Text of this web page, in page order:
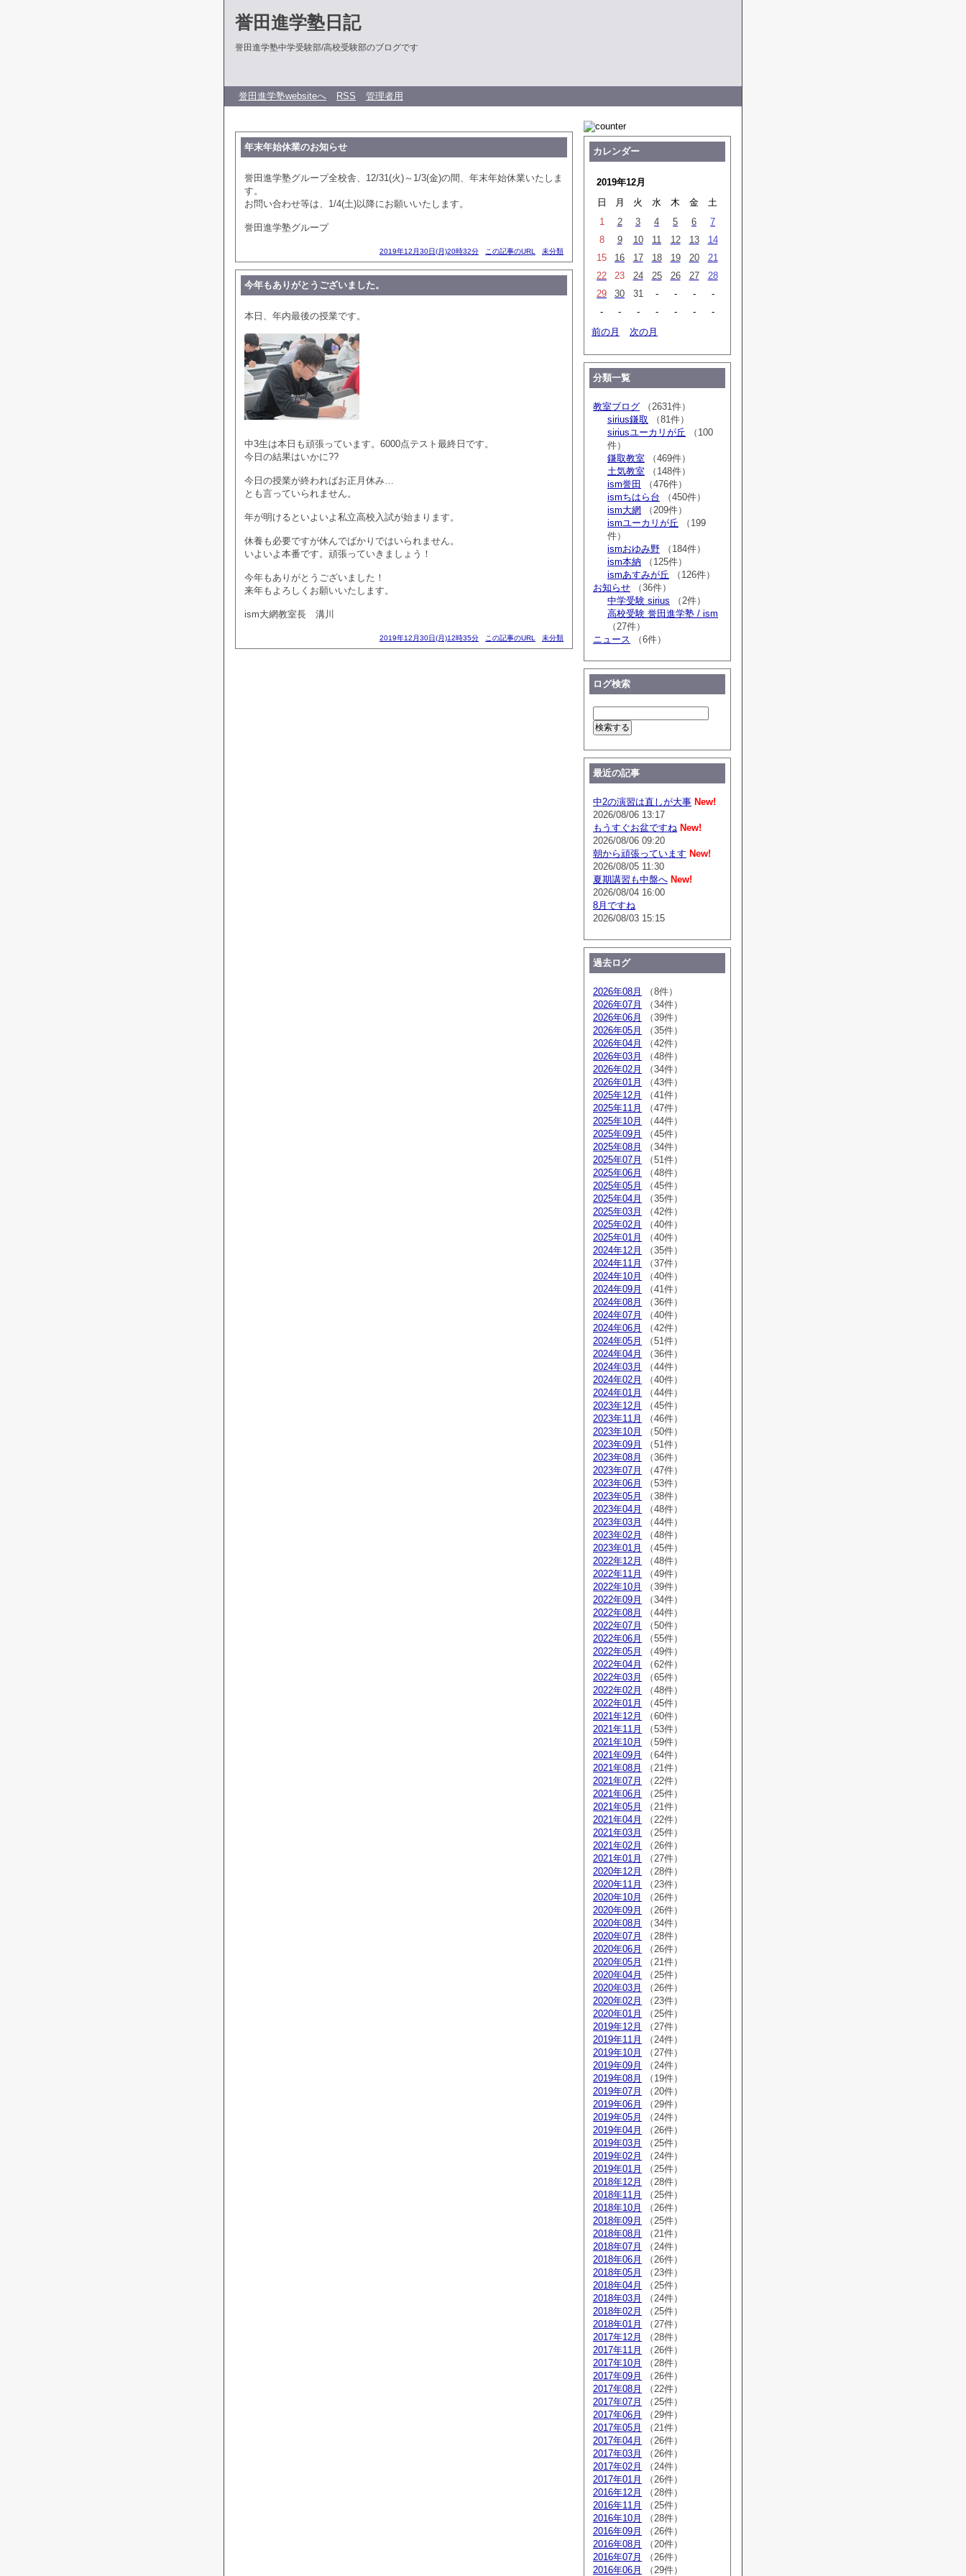
誉田進学塾日記
誉田進学塾中学受験部/高校受験部のブログです
誉田進学塾websiteへ RSS 管理者用
年末年始休業のお知らせ
誉田進学塾グループ全校舎、12/31(火)～1/3(金)の間、年末年始休業いたしま
す。
お問い合わせ等は、1/4(土)以降にお願いいたします。
誉田進学塾グループ
2019年12月30日(月)20時32分 この記事のURL 未分類
今年もありがとうございました。
本日、年内最後の授業です。
中3生は本日も頑張っています。6000点テスト最終日です。
今日の結果はいかに??
今日の授業が終わればお正月休み…
とも言っていられません。
年が明けるといよいよ私立高校入試が始まります。
休養も必要ですが休んでばかりではいられません。
いよいよ本番です。頑張っていきましょう！
今年もありがとうございました！
来年もよろしくお願いいたします。
ism大網教室長 溝川
2019年12月30日(月)12時35分 この記事のURL 未分類
カレンダー
2019年12月
日
月 火 水 木 金
土
1
2 3 4 5 6
7
8
9 10 11 12 13
14
15
16 17 18 19 20
21
22
23 24 25 26 27
28
29
30 31 - - -
-
-
- - - - -
-
前の月
次の月
分類一覧
教室ブログ （2631件）
sirius鎌取 （81件）
siriusユーカリが丘 （100
件）
鎌取教室 （469件）
土気教室 （148件）
ism誉田
（476件）
ismちはら台 （450件）
ism大網 （209件）
ismユーカリが丘 （199
件）
ismおゆみ野 （184件）
ism本納 （125件）
ismあすみが丘 （126件）
お知らせ （36件）
中学受験 sirius （2件）
高校受験 誉田進学塾 / ism
（27件）
ニュース （6件）
ログ検索
最近の記事
中2の演習は直しが大事 New!
2026/08/06 13:17
もうすぐお盆ですね New!
2026/08/06 09:20
朝から頑張っています New!
2026/08/05 11:30
夏期講習も中盤へ New!
2026/08/04 16:00
8月ですね
2026/08/03 15:15
過去ログ
2026年08月
（8件）
2026年07月
（34件）
2026年06月
（39件）
2026年05月
（35件）
2026年04月
（42件）
2026年03月
（48件）
2026年02月
（34件）
2026年01月
（43件）
2025年12月
（41件）
2025年11月
（47件）
2025年10月
（44件）
2025年09月
（45件）
2025年08月
（34件）
2025年07月
（51件）
2025年06月
（48件）
2025年05月
（45件）
2025年04月
（35件）
2025年03月
（42件）
2025年02月
（40件）
2025年01月
（40件）
2024年12月
（35件）
2024年11月
（37件）
2024年10月
（40件）
2024年09月
（41件）
2024年08月
（36件）
2024年07月
（40件）
2024年06月
（42件）
2024年05月
（51件）
2024年04月
（36件）
2024年03月
（44件）
2024年02月
（40件）
2024年01月
（44件）
2023年12月
（45件）
2023年11月
（46件）
2023年10月
（50件）
2023年09月
（51件）
2023年08月
（36件）
2023年07月
（47件）
2023年06月
（53件）
2023年05月
（38件）
2023年04月
（48件）
2023年03月
（44件）
2023年02月
（48件）
2023年01月
（45件）
2022年12月
（48件）
2022年11月
（49件）
2022年10月
（39件）
2022年09月
（34件）
2022年08月
（44件）
2022年07月
（50件）
2022年06月
（55件）
2022年05月
（49件）
2022年04月
（62件）
2022年03月
（65件）
2022年02月
（48件）
2022年01月
（45件）
2021年12月
（60件）
2021年11月
（53件）
2021年10月
（59件）
2021年09月
（64件）
2021年08月
（21件）
2021年07月
（22件）
2021年06月
（25件）
2021年05月
（21件）
2021年04月
（22件）
2021年03月
（25件）
2021年02月
（26件）
2021年01月
（27件）
2020年12月
（28件）
2020年11月
（23件）
2020年10月
（26件）
2020年09月
（26件）
2020年08月
（34件）
2020年07月
（28件）
2020年06月
（26件）
2020年05月
（21件）
2020年04月
（25件）
2020年03月
（26件）
2020年02月
（23件）
2020年01月
（25件）
2019年12月
（27件）
2019年11月
（24件）
2019年10月
（27件）
2019年09月
（24件）
2019年08月
（19件）
2019年07月
（20件）
2019年06月
（29件）
2019年05月
（24件）
2019年04月
（26件）
2019年03月
（25件）
2019年02月
（24件）
2019年01月
（25件）
2018年12月
（28件）
2018年11月
（25件）
2018年10月
（26件）
2018年09月
（25件）
2018年08月
（21件）
2018年07月
（24件）
2018年06月
（26件）
2018年05月
（23件）
2018年04月
（25件）
2018年03月
（24件）
2018年02月
（25件）
2018年01月
（27件）
2017年12月
（28件）
2017年11月
（26件）
2017年10月
（28件）
2017年09月
（26件）
2017年08月
（22件）
2017年07月
（25件）
2017年06月
（29件）
2017年05月
（21件）
2017年04月
（26件）
2017年03月
（26件）
2017年02月
（24件）
2017年01月
（26件）
2016年12月
（28件）
2016年11月
（25件）
2016年10月
（28件）
2016年09月
（26件）
2016年08月
（20件）
2016年07月
（26件）
2016年06月
（29件）